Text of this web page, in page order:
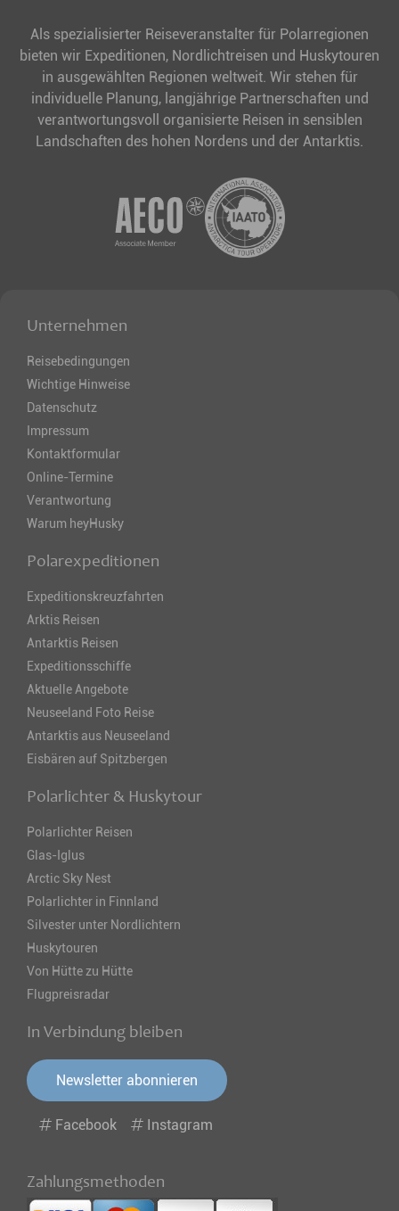
Als spezialisierter Reiseveranstalter für Polarregionen
bieten wir Expeditionen, Nordlichtreisen und Huskytouren
in ausgewählten Regionen weltweit. Wir stehen für
individuelle Planung, langjährige Partnerschaften und
verantwortungsvoll organisierte Reisen in sensiblen
Landschaften des hohen Nordens und der Antarktis.
Unternehmen
Reisebedingungen
Wichtige Hinweise
Datenschutz
Impressum
Kontaktformular
Online-Termine
Verantwortung
Warum heyHusky
Polarexpeditionen
Expeditionskreuzfahrten
Arktis Reisen
Antarktis Reisen
Expeditionsschiffe
Aktuelle Angebote
Neuseeland Foto Reise
Antarktis aus Neuseeland
Eisbären auf Spitzbergen
Polarlichter & Huskytour
Polarlichter Reisen
Glas-Iglus
Arctic Sky Nest
Polarlichter in Finnland
Silvester unter Nordlichtern
Huskytouren
Von Hütte zu Hütte
Flugpreisradar
In Verbindung bleiben
Newsletter abonnieren
Facebook Instagram
Zahlungsmethoden